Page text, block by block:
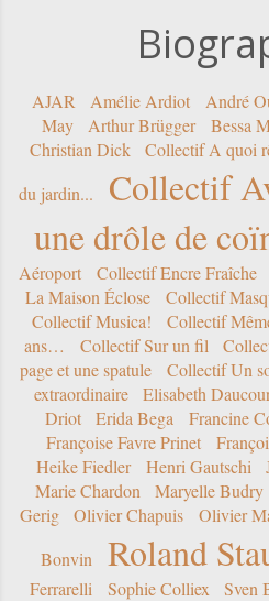
AJAR Amélie Ardiot André
May
Arthur Brügger Bessa
Christian Dick
Collectif A quoi
du jardin...
Collectif
une drôle de
Aéroport
Collectif Encre Fraîche
La Maison Éclose
Collectif
Collectif Musica!
Collectif
ans…
Collectif Sur un fil
page et une spatule
Collectif Un
extraordinaire
Elisabeth
Driot
Erida Bega Francine
Françoise Favre Prinet
Heike Fiedler
Henri Gautschi
Marie Chardon
Maryelle Budry
Gerig
Olivier Chapuis Olivier
Bonvin
Roland
Ferrarelli
Sophie Colliex Sven